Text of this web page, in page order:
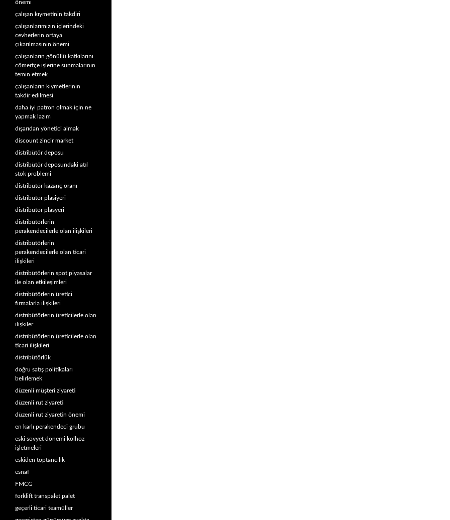
önemi
çalışan kıymetinin takdiri
çalışanlarımızın içlerindeki
cevherlerin ortaya
çıkarılmasının önemi
çalışanların gönüllü katkılarını
cömertçe işlerine sunmalarının
temin etmek
çalışanların kıymetlerinin
takdir edilmesi
daha iyi patron olmak için ne
yapmak lazım
dışarıdan yönetici almak
discount zincir market
distribütör deposu
distribütör deposundaki atıl
stok problemi
distribütör kazanç oranı
distribütör plasiyeri
distribütör plasyeri
distribütörlerin
perakendecilerle olan ilişkileri
distribütörlerin
perakendecilerle olan ticari
ilişkileri
distribütörlerin spot piyasalar
ile olan etkileşimleri
distribütörlerin üretici
firmalarla ilişkileri
distribütörlerin üreticilerle olan
ilişkiler
distribütörlerin üreticilerle olan
ticari ilişkileri
distribütörlük
doğru satış politikaları
belirlemek
düzenli müşteri ziyareti
düzenli rut ziyareti
düzenli rut ziyaretin önemi
en karlı perakendeci grubu
eski sovyet dönemi kolhoz
işletmeleri
eskiden toptancılık
esnaf
FMCG
forklift transpalet palet
geçerli ticari teamüller